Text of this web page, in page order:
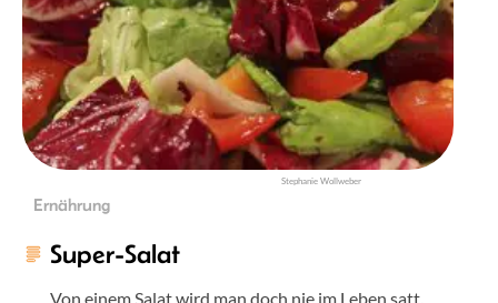
PODCASTS
ÜBER UNS
Stephanie Wollweber
Ernährung
Super-Salat
Von einem Salat wird man doch nie im Leben satt,